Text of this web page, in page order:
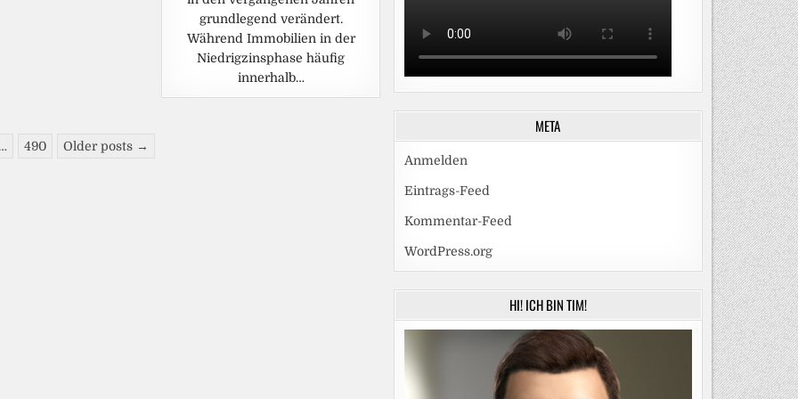
grundlegend verändert.
Während Immobilien in der
Niedrigzinsphase häufig
innerhalb…
… 490 Older posts →
META
Anmelden
Eintrags-Feed
Kommentar-Feed
WordPress.org
HI! ICH BIN TIM!